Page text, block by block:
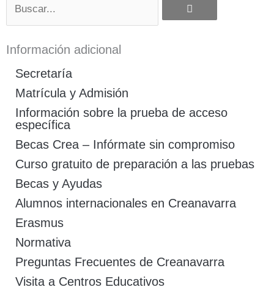
Información adicional
Secretaría
Matrícula y Admisión
Información sobre la prueba de acceso
específica
Becas Crea – Infórmate sin compromiso
Curso gratuito de preparación a las pruebas
Becas y Ayudas
Alumnos internacionales en Creanavarra
Erasmus
Normativa
Preguntas Frecuentes de Creanavarra
Visita a Centros Educativos